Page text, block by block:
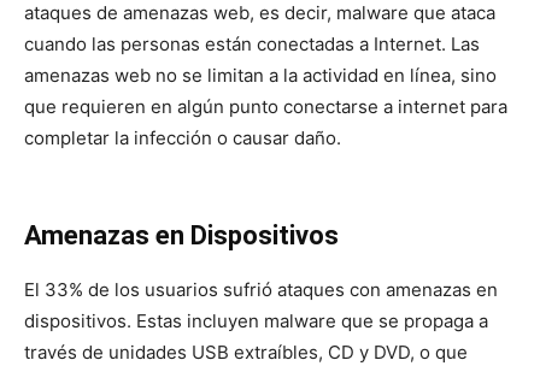
ataques de amenazas web, es decir, malware que ataca
cuando las personas están conectadas a Internet. Las
amenazas web no se limitan a la actividad en línea, sino
que requieren en algún punto conectarse a internet para
completar la infección o causar daño.
Amenazas en Dispositivos
El 33% de los usuarios sufrió ataques con amenazas en
dispositivos. Estas incluyen malware que se propaga a
través de unidades USB extraíbles, CD y DVD, o que